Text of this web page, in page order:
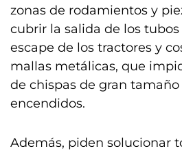
zonas de rodamientos y
cubrir la salida de los tubos
escape de los tractores y
mallas metálicas, que
de chispas de gran
encendidos.
Además, piden solucionar